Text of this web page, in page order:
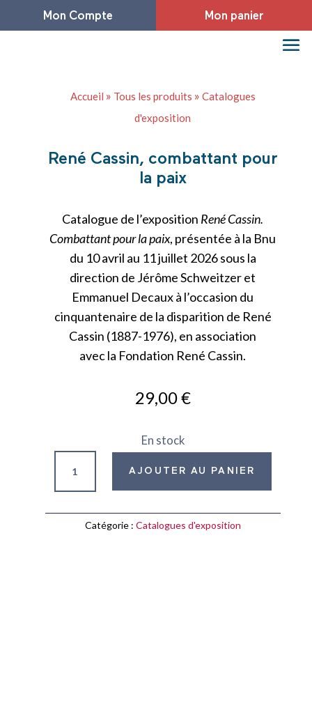
Mon Compte Mon panier
Accueil » Tous les produits » Catalogues
d'exposition
René Cassin, combattant pour
la paix
Catalogue de l’exposition René Cassin.
Combattant pour la paix, présentée à la Bnu
du 10 avril au 11 juillet 2026 sous la
direction de Jérôme Schweitzer et
Emmanuel Decaux à l’occasion du
cinquantenaire de la disparition de René
Cassin (1887-1976), en association
avec la Fondation René Cassin.
29,00€
En stock
Cassin,
AJOUTER AU PANIER
Catégorie : Catalogues d'exposition